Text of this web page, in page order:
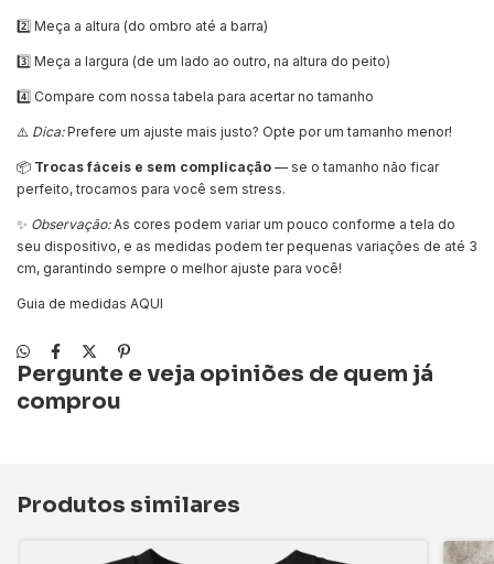
2️⃣ Meça a altura (do ombro até a barra)
3️⃣ Meça a largura (de um lado ao outro, na altura do peito)
4️⃣ Compare com nossa tabela para acertar no tamanho
⚠️ Dica:Prefere um ajuste mais justo? Opte por um tamanho menor!
📦 Trocas fáceis e sem complicação — se o tamanho não ficar
perfeito, trocamos para você sem stress.
✨ Observação:As cores podem variar um pouco conforme a tela do
seu dispositivo, e as medidas podem ter pequenas variações de até 3
cm, garantindo sempre o melhor ajuste para você!
Guia de medidas AQUI
Pergunte e veja opiniões de quem já
comprou
Produtos similares